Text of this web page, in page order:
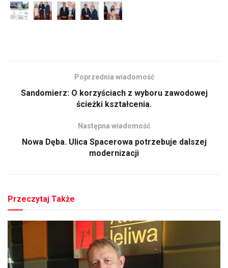
Poprzednia wiadomość
Sandomierz: O korzyściach z wyboru zawodowej
ścieżki kształcenia.
Następna wiadomość
Nowa Dęba. Ulica Spacerowa potrzebuje dalszej
modernizacji
Przeczytaj Także